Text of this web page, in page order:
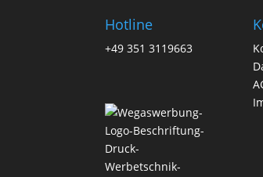
Hotline
+49 351 3119663